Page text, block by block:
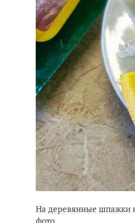
На деревянные шпажки